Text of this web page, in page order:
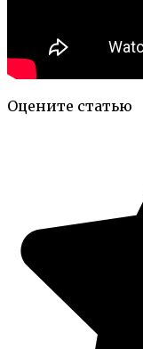
Оцените статью